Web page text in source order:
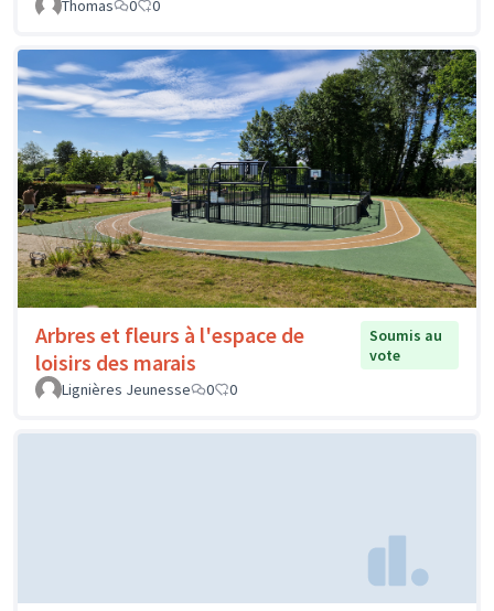
Thomas 0 0
Arbres et fleurs à l'espace de
loisirs des marais
Soumis au
vote
Lignières Jeunesse
0 0